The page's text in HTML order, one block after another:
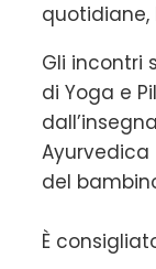
quotidiane,
Gli incontri
di Yoga e
del
È